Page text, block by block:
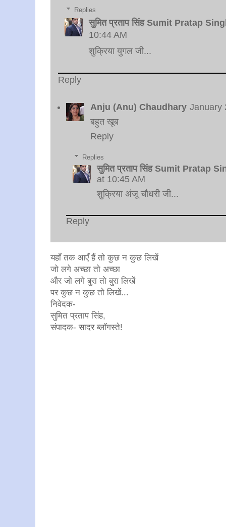
Replies
सुमित प्रताप सिंह Sumit Pratap
10:44 AM
शुक्रिया युगल जी...
Reply
Anju (Anu) Chaudhary January
बहुत खूब
Reply
Replies
सुमित प्रताप सिंह Sumit Pratap
at 10:45 AM
शुक्रिया अंजू चौधरी जी...
Reply
यहाँ तक आएँ हैं तो कुछ न कुछ लिखें
जो लगे अच्छा तो अच्छा
और जो लगे बुरा तो बुरा लिखें
पर कुछ न कुछ तो लिखें...
निवेदक-
सुमित प्रताप सिंह,
संपादक- सादर ब्लॉगस्ते!